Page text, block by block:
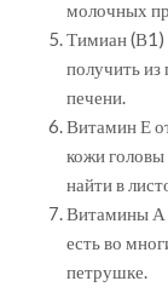
молочных
Тимиан (В1)
получить
печени.
Витамин Е
кожи
найти в
Витамины А
есть во
петрушке.